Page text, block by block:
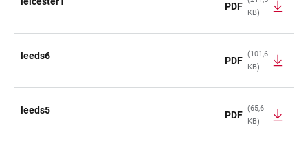
PDF
KB)
leeds6 PDF
(101,6
KB)
leeds5 PDF
(65,6
KB)